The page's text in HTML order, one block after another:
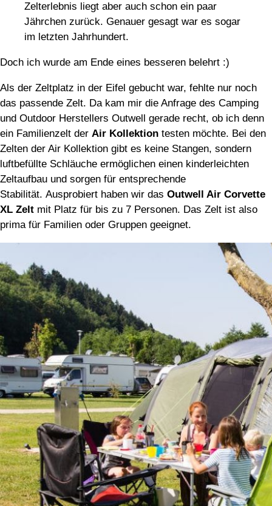
Zelterlebnis liegt aber auch schon ein paar
Jährchen zurück. Genauer gesagt war es sogar
im letzten Jahrhundert.
Doch ich wurde am Ende eines besseren belehrt :)
Als der Zeltplatz in der Eifel gebucht war, fehlte nur noch
das passende Zelt. Da kam mir die Anfrage des Camping
und Outdoor Herstellers Outwell gerade recht, ob ich denn
ein Familienzelt der Air Kollektion testen möchte. Bei den
Zelten der Air Kollektion gibt es keine Stangen, sondern
luftbefüllte Schläuche ermöglichen einen kinderleichten
Zeltaufbau und sorgen für entsprechende
Stabilität. Ausprobiert haben wir das Outwell Air Corvette
XL Zelt mit Platz für bis zu 7 Personen. Das Zelt ist also
prima für Familien oder Gruppen geeignet.